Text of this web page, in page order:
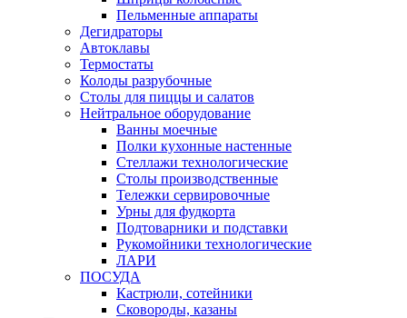
Пельменные аппараты
Дегидраторы
Автоклавы
Термостаты
Колоды разрубочные
Столы для пиццы и салатов
Нейтральное оборудование
Ванны моечные
Полки кухонные настенные
Стеллажи технологические
Столы производственные
Тележки сервировочные
Урны для фудкорта
Подтоварники и подставки
Рукомойники технологические
ЛАРИ
ПОСУДА
Кастрюли, сотейники
Сковороды, казаны